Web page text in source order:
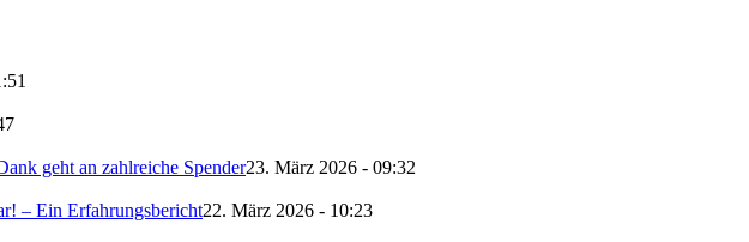
geht an zahlreiche Spender23. März 2026 - 09:32
– Ein Erfahrungsbericht22. März 2026 - 10:23